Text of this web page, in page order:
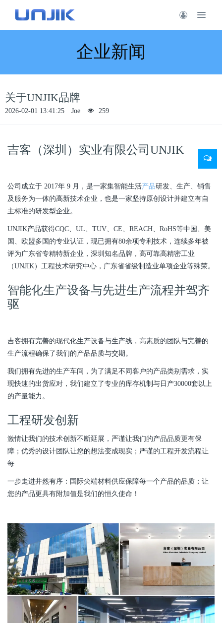
企业新闻
关于UNJIK品牌
2026-02-01 13:41:25 Joe 259
吉客（深圳）实业有限公司UNJIK
公司成立于 2017年 9 月，是一家集智能生活产品研发、生产、销售
及服务为一体的高新技术企业，也是一家坚持原创设计并建立有自
主标准的研发型企业。
UNJIK产品获得CQC、UL、TUV、CE、REACH、RoHS等中国、美
国、欧盟多国的专业认证，现已拥有80余项专利技术，连续多年被
评为广东省专精特新企业，深圳知名品牌，高可靠高精密工业
（UNJIK）工程技术研究中心，广东省省级制造业单项企业等殊荣。
智能化生产设备与先进生产流程并驾齐
驱
吉客拥有完善的现代化生产设备与生产线，高素质的团队与完善的
生产流程确保了我们的产品品质与交期。
我们拥有先进的生产车间，为了满足不同客户的产品类别需求，实
现快速的出货应对，我们建立了专业的库存机制与日产30000套以上
的产量能力。
工程研发创新
激情让我们的技术创新不断延展，严谨让我们的产品品质更有保
障；优秀的设计团队让您的想法变成现实；严谨的工程开发流程让
每
一步走进井然有序：国际尖端材料供应保障每一个产品的品质；让
您的产品更具有附加值是我们的恒久使命！